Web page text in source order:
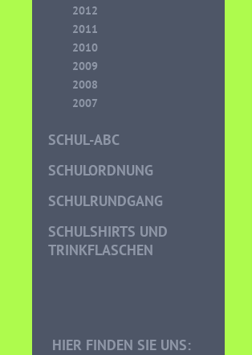
2012
2011
2010
2009
2008
2007
SCHUL-ABC
SCHULORDNUNG
SCHULRUNDGANG
SCHULSHIRTS UND
TRINKFLASCHEN
HIER FINDEN SIE UNS: